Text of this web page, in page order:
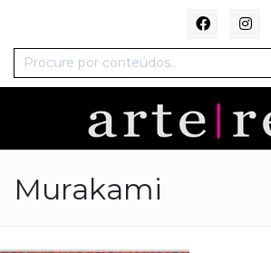
Murakami